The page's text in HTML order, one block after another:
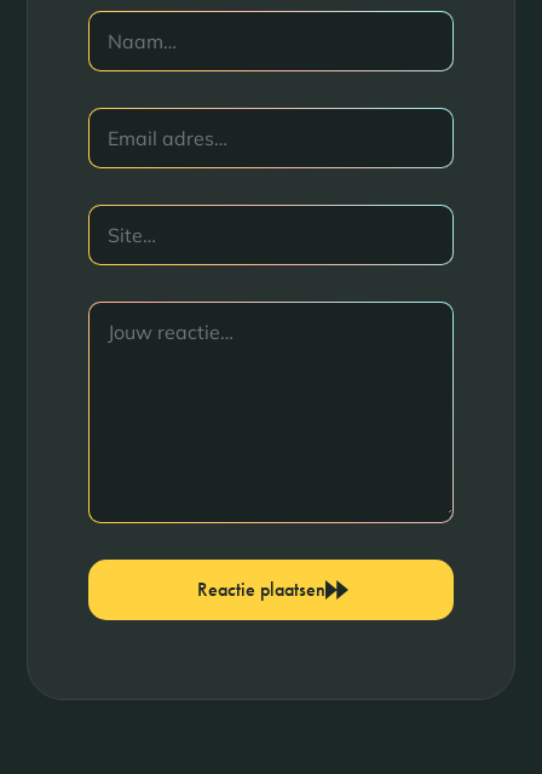
Reactie plaatsen